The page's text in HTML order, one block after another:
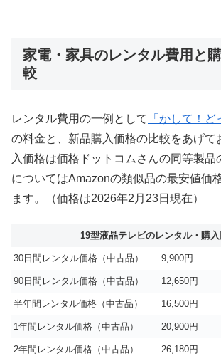
家電・家具のレンタル費用と
較
レンタル費用の一例として 「かして！ど
の料金と、新品購入価格の比較をあげて
入価格は価格ドットコムさんの同等製品
についてはAmazonの類似品の最安値価
ます。（価格は2026年2月23日現在）
19型液晶テレビのレンタル・購
30日間レンタル価格（中古品） 9,900円
90日間レンタル価格（中古品） 12,650円
半年間レンタル価格（中古品） 16,500円
1年間レンタル価格（中古品） 20,900円
2年間レンタル価格（中古品） 26,180円